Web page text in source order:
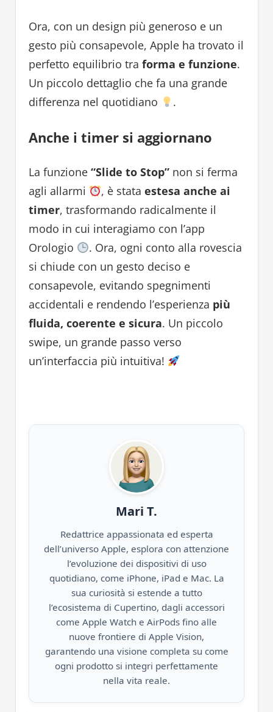
Ora, con un design più generoso e un
gesto più consapevole, Apple ha trovato il
perfetto equilibrio tra forma e funzione.
Un piccolo dettaglio che fa una grande
differenza nel quotidiano
.
Anche i timer si aggiornano
La funzione “Slide to Stop”non si ferma
agli allarmi
, è stataestesa anche ai
timer, trasformando radicalmente il
modo in cui interagiamo con l’app
Orologio
. Ora, ogni conto alla rovescia
si chiude con un gesto deciso e
consapevole, evitando spegnimenti
accidentali e rendendo l’esperienza più
fluida, coerente e sicura. Un piccolo
swipe, un grande passo verso
un’interfaccia più intuitiva!
Mari T.
Redattrice appassionata ed esperta
dell’universo Apple, esplora con attenzione
l’evoluzione dei dispositivi di uso
quotidiano, come iPhone, iPad e Mac. La
sua curiosità si estende a tutto
l’ecosistema di Cupertino, dagli accessori
come Apple Watch e AirPods fino alle
nuove frontiere di Apple Vision,
garantendo una visione completa su come
ogni prodotto si integri perfettamente
nella vita reale.